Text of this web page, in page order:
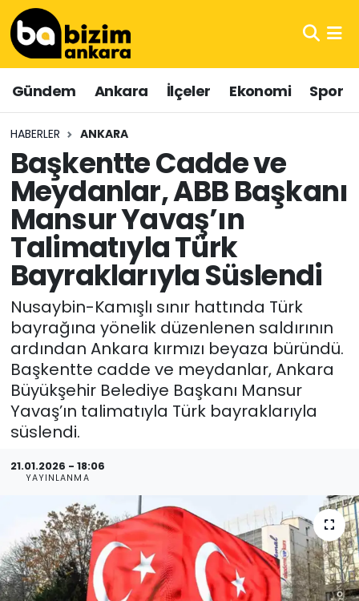
Gündem Ankara İlçeler Ekonomi Spor
HABERLER ANKARA
Başkentte Cadde ve
Meydanlar, ABB Başkanı
Mansur Yavaş’ın
Talimatıyla Türk
Bayraklarıyla Süslendi
Nusaybin-Kamışlı sınır hattında Türk
bayrağına yönelik düzenlenen saldırının
ardından Ankara kırmızı beyaza büründü.
Başkentte cadde ve meydanlar, Ankara
Büyükşehir Belediye Başkanı Mansur
Yavaş’ın talimatıyla Türk bayraklarıyla
süslendi.
21.01.2026 - 18:06
YAYINLANMA
Hava Durumu
Trafik Durumu
Süper Lig Puan Durumu ve Fikstür
Tüm Manşetler
Son Dakika Haberleri
Haber Arşivi